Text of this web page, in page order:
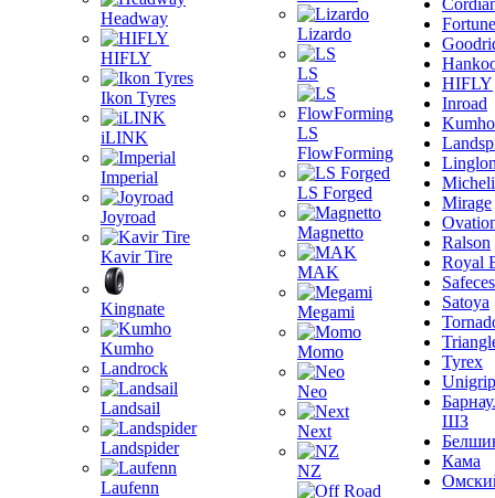
Headway
HIFLY
Ikon Tyres
iLINK
Imperial
Joyroad
Kavir Tire
Kingnate
Kumho
Landrock
Landsail
Landspider
Laufenn
Lizardo
LS
LS
FlowForming
LS Forged
Magnetto
MAK
Megami
Momo
Neo
Next
NZ
Fortune
HIFLY
Inroad
Kumho
Mirage
Ralson
Royal
Satoya
Tyrex
Unigrip
ШЗ
Кама